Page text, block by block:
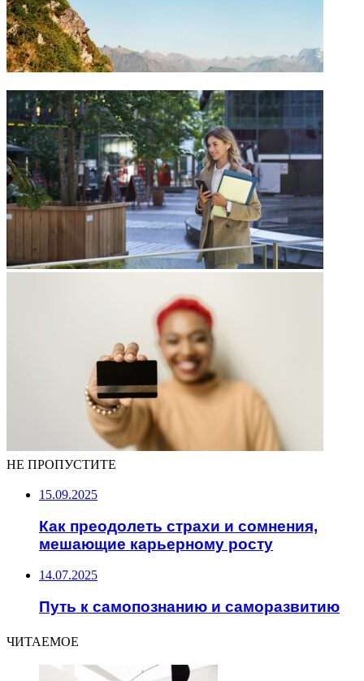
НЕ ПРОПУСТИТЕ
15.09.2025
Как преодолеть страхи и сомнения,
мешающие карьерному росту
14.07.2025
Путь к самопознанию и саморазвитию
ЧИТАЕМОЕ